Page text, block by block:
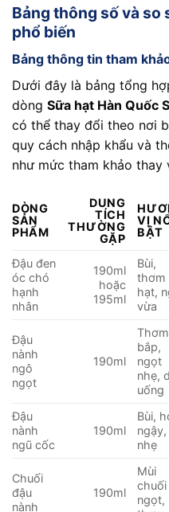
Bảng thông số và so
phổ biến
Bảng thông tin tham
Dưới đây là bảng tổng
dòng Sữa hạt Hàn Quốc
có thể thay đổi theo nơi
quy cách nhập khẩu và
như mức tham khảo thay
DÒNG
SẢN
PHẨM
DUNG
TÍCH
THƯỜNG
GẶP
VỊ
BẬT
Đậu đen
óc chó
hạnh
nhân
190ml
hoặc
195ml
Bùi,
thơm
hạt,
vừa
Đậu
nành
ngô
ngọt
190ml
Thơm
bắp,
ngọt
nhẹ,
uống
Đậu
nành
ngũ cốc
190ml
Bùi,
ngậy,
nhẹ
Chuối
đậu
nành
190ml
Mùi
chuối
ngọt,